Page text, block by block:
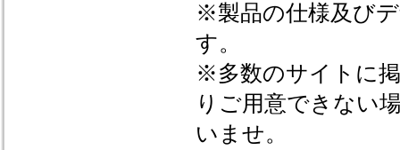
※製品の仕様及び
す。
※多数のサイトに
りご用意できない
いませ。